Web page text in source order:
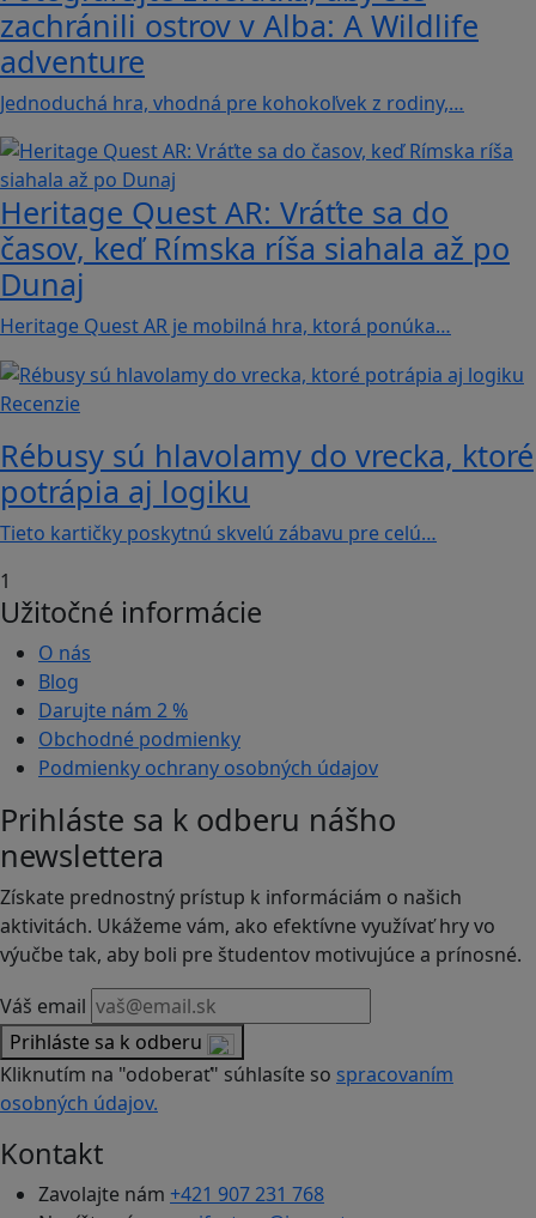
zachránili ostrov v Alba: A Wildlife
adventure
Jednoduchá hra, vhodná pre kohokoľvek z rodiny,…
Heritage Quest AR: Vráťte sa do
časov, keď Rímska ríša siahala až po
Dunaj
Heritage Quest AR je mobilná hra, ktorá ponúka…
Recenzie
Rébusy sú hlavolamy do vrecka, ktoré
potrápia aj logiku
Tieto kartičky poskytnú skvelú zábavu pre celú…
1
Užitočné informácie
O nás
Blog
Darujte nám 2 %
Obchodné podmienky
Podmienky ochrany osobných údajov
Prihláste sa k odberu nášho
newslettera
Získate prednostný prístup k informáciám o našich
aktivitách. Ukážeme vám, ako efektívne využívať hry vo
výučbe tak, aby boli pre študentov motivujúce a prínosné.
Váš email
Prihláste sa k odberu
Kliknutím na "odoberať" súhlasíte so spracovaním
osobných údajov.
Kontakt
Zavolajte nám +421 907 231 768